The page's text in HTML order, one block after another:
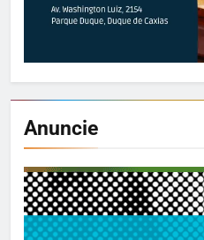
Anuncie